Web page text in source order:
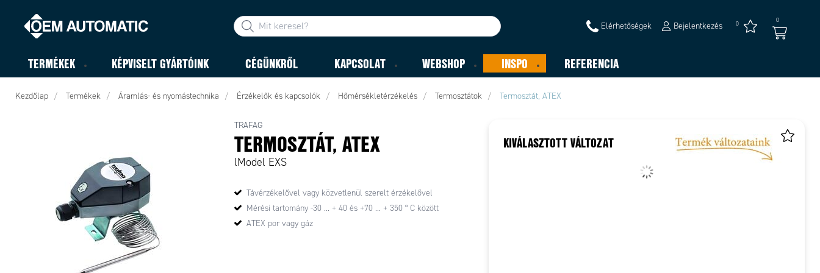
Elérhetőségek Bejelentkezés 0 0
TERMÉKEK KÉPVISELT GYÁRTÓINK CÉGÜNKRŐL KAPCSOLAT WEBSHOP INSPO REFERENCIA
Kezdőlap Termékek Áramlás- és nyomástechnika Érzékelők és kapcsolók Hőmérsékletérzékelés Termosztátok Termosztát, ATEX
TRAFAG
TERMOSZTÁT, ATEX
lModel EXS
Távérzékelővel vagy közvetlenül szerelt érzékelővel
Mérési tartomány -30 ... + 40 és +70 ... + 350 ° C között
ATEX por vagy gáz
KIVÁLASZTOTT VÁLTOZAT